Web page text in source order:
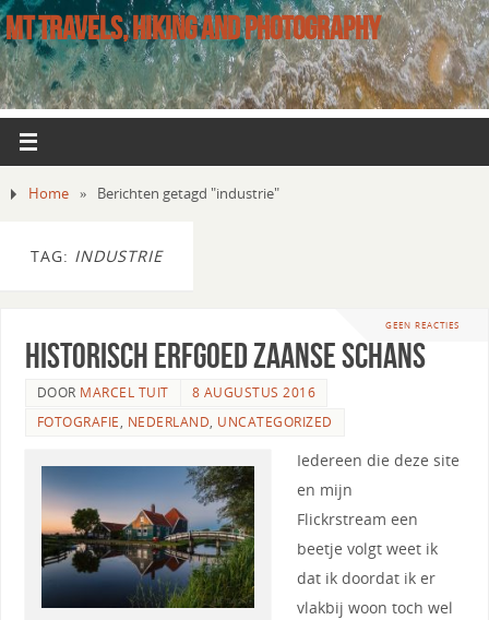
MT TRAVELS, HIKING AND PHOTOGRAPHY
Home » Berichten getagd "industrie"
TAG: INDUSTRIE
GEEN REACTIES
Historisch erfgoed Zaanse Schans
DOOR MARCEL TUIT
8 AUGUSTUS 2016
FOTOGRAFIE, NEDERLAND, UNCATEGORIZED
Iedereen die deze site
en mijn
Flickrstream een
beetje volgt weet ik
dat ik doordat ik er
vlakbij woon toch wel